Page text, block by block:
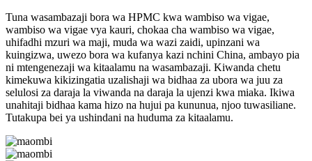
Tuna wasambazaji bora wa HPMC kwa wambiso wa vigae,
wambiso wa vigae vya kauri, chokaa cha wambiso wa vigae,
uhifadhi mzuri wa maji, muda wa wazi zaidi, upinzani wa
kuingizwa, uwezo bora wa kufanya kazi nchini China, ambayo pia
ni mtengenezaji wa kitaalamu na wasambazaji. Kiwanda chetu
kimekuwa kikizingatia uzalishaji wa bidhaa za ubora wa juu za
selulosi za daraja la viwanda na daraja la ujenzi kwa miaka. Ikiwa
unahitaji bidhaa kama hizo na hujui pa kununua, njoo tuwasiliane.
Tutakupa bei ya ushindani na huduma za kitaalamu.